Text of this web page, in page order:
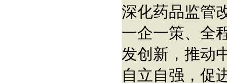
深化药品监管
一企一策、全
发创新，推动
自立自强，促